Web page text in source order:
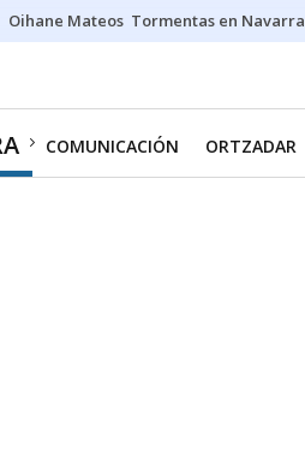
Oihane Mateos Tormentas en Navarra
COMUNICACIÓN ORTZADAR